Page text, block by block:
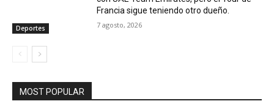
Deportes
Francia sigue teniendo otro dueño.
7 agosto, 2026
MOST POPULAR